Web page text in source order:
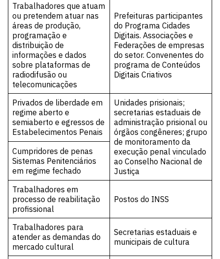
Trabalhadores que atuam
ou pretendem atuar nas
áreas de produção,
programação e
distribuição de
informações e dados
sobre plataformas de
radiodifusão ou
telecomunicações
Prefeituras participantes
do Programa Cidades
Digitais. Associações e
Federações de empresas
do setor. Convenentes do
programa de Conteúdos
Digitais Criativos
Privados de liberdade em
regime aberto e
semiaberto e egressos de
Estabelecimentos Penais
Unidades prisionais;
secretarias estaduais de
administração prisional ou
órgãos congêneres; grupo
de monitoramento da
execução penal vinculado
ao Conselho Nacional de
Justiça
Cumpridores de penas
Sistemas Penitenciários
em regime fechado
Trabalhadores em
processo de reabilitação
profissional
Postos do INSS
Trabalhadores para
atender as demandas do
mercado cultural
Secretarias estaduais e
municipais de cultura